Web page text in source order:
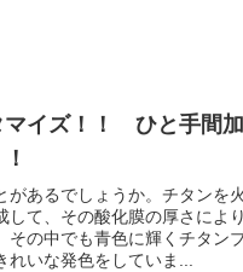
マイズ！！ ひと手間加
があるでしょうか。チタンを火
て、その酸化膜の厚さにより
その中でも青色に輝くチタン
いな発色をしていま...